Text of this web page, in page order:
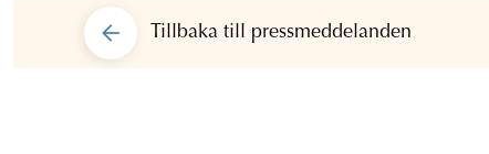
Tillbaka till pressmeddelanden